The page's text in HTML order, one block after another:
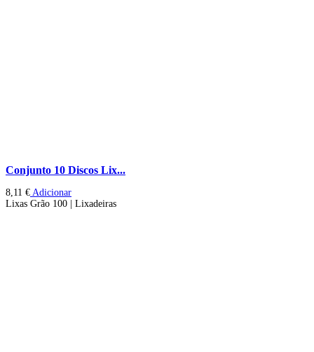
Conjunto 10 Discos Lix...
8,11 € Adicionar
Lixas Grão 100 | Lixadeiras